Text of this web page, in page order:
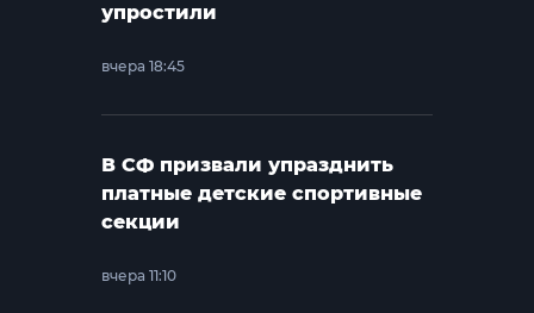
упростили
вчера 18:45
В СФ призвали упразднить
платные детские спортивные
секции
вчера 11:10